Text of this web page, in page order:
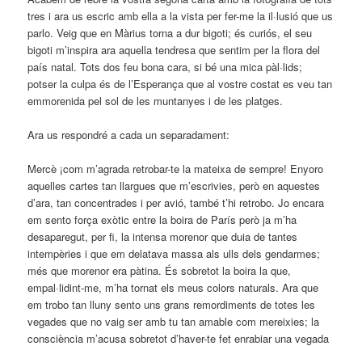
tres i ara us escric amb ella a la vista per fer-me la il·lusió que us
parlo. Veig que en Màrius torna a dur bigoti; és curiós, el seu
bigoti m’inspira ara aquella tendresa que sentim per la flora del
país natal. Tots dos feu bona cara, si bé una mica pàl·lids;
potser la culpa és de l’Esperança que al vostre costat es veu tan
emmorenida pel sol de les muntanyes i de les platges.
Ara us respondré a cada un separadament:
Mercè ¡com m’agrada retrobar-te la mateixa de sempre! Enyoro
aquelles cartes tan llargues que m’escrivies, però en aquestes
d’ara, tan concentrades i per avió, també t’hi retrobo. Jo encara
em sento força exòtic entre la boira de París però ja m’ha
desaparegut, per fi, la intensa morenor que duia de tantes
intempèries i que em delatava massa als ulls dels gendarmes;
més que morenor era pàtina. És sobretot la boira la que,
empal·lidint-me, m’ha tornat els meus colors naturals. Ara que
em trobo tan lluny sento uns grans remordiments de totes les
vegades que no vaig ser amb tu tan amable com mereixies; la
consciència m’acusa sobretot d’haver-te fet enrabiar una vegada